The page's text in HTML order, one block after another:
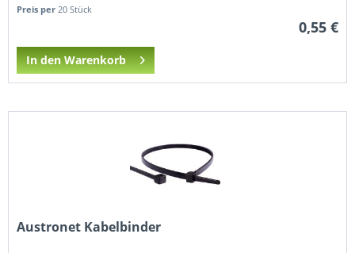
Preis per20 Stück
0,55 €
In den Warenkorb
Austronet Kabelbinder